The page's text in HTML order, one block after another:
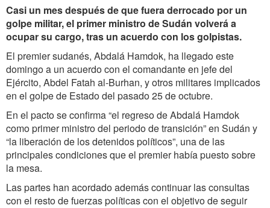
Casi un mes después de que fuera derrocado por un
golpe militar, el primer ministro de Sudán volverá a
ocupar su cargo, tras un acuerdo con los golpistas.
El premier sudanés, Abdalá Hamdok, ha llegado este
domingo a un acuerdo con el comandante en jefe del
Ejército, Abdel Fatah al-Burhan, y otros militares implicados
en el golpe de Estado del pasado 25 de octubre.
En el pacto se confirma “el regreso de Abdalá Hamdok
como primer ministro del periodo de transición” en Sudán y
“la liberación de los detenidos políticos”, una de las
principales condiciones que el premier había puesto sobre
la mesa.
Las partes han acordado además continuar las consultas
con el resto de fuerzas políticas con el objetivo de seguir